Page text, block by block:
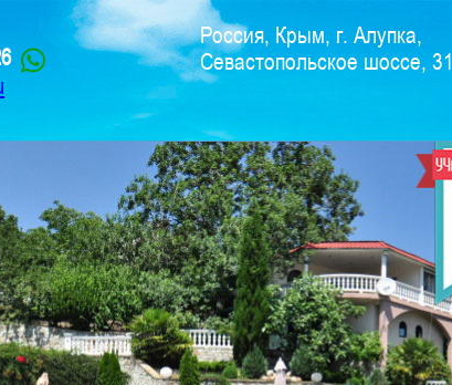
Россия, Крым, г. Алупка,
Севастопольское шоссе, 31